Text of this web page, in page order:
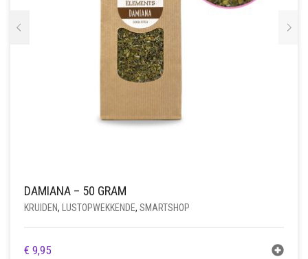
DAMIANA – 50 GRAM
KRUIDEN, LUSTOPWEKKENDE, SMARTSHOP
€ 9,95